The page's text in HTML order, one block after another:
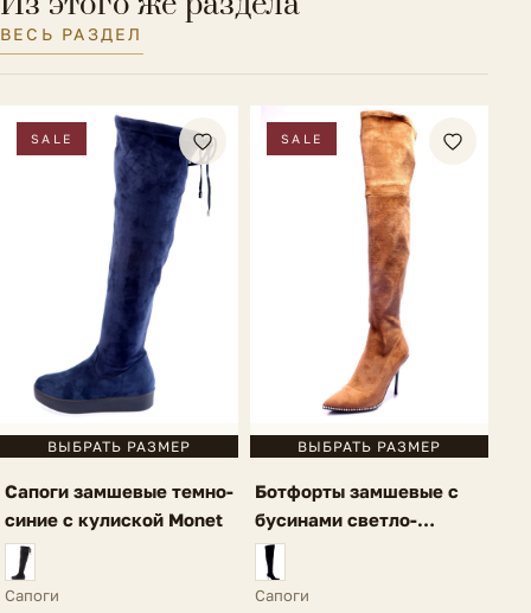
Полнота обуви
ВЕСЬ РАЗДЕЛ
SALE
ВЫБРАТЬ РАЗМЕР
Сапоги замшевые темно-
синие с кулиской Monet
Сапоги
SALE
ВЫБРАТЬ РАЗМЕР
Ботфорты замшевые с
бусинами светло-
коричневые Niella
Сапоги